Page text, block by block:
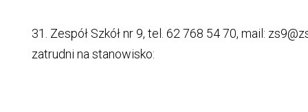
31. Zespół Szkół nr 9, tel. 62 768 54 70, mail:
zatrudni na stanowisko: